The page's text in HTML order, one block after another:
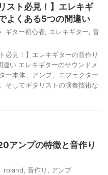
スト必見！】エレキギ
よくある5つの間違い
ギター初心者 エレキギター 音
必見！】エレキギターの音作り
違い エレキギターのサウンドメ
ー本体、アンプ、エフェクター
そしてギタリストの演奏技術な
アンプの特徴と音作り
roland 音作り
アンプ